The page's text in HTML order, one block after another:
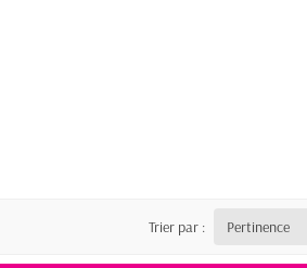
Trier par : Pertinence